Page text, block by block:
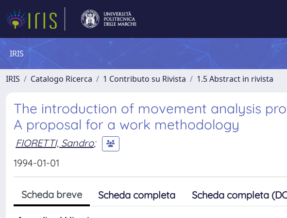
IRIS
IRIS Catalogo Ricerca 1 Contributo su Rivista 1.5 Abstract in rivista
The introduction of movement analysis
A proposal for a work methodology
FIORETTI, Sandro;
1994-01-01
Scheda breve Scheda completa Scheda completa